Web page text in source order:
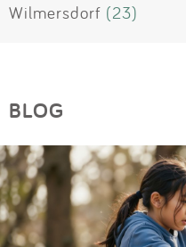
Wilmersdorf (23)
BLOG